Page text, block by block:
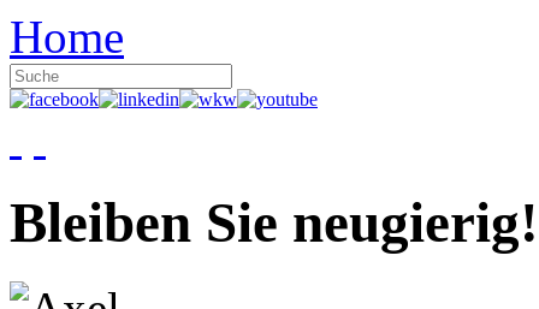
Home
Bleiben Sie neugierig!